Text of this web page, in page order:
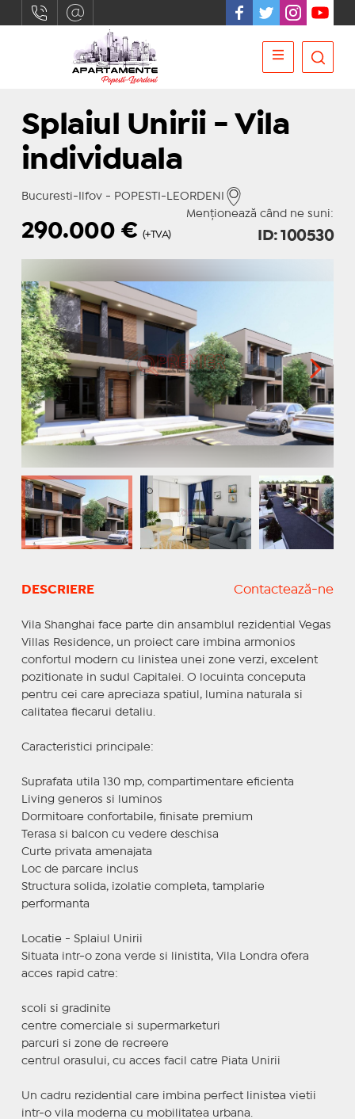
Splaiul Unirii - Vila
individuala
Bucuresti-Ilfov - POPESTI-LEORDENI
Menționează când ne suni:
290.000 € (+TVA) ID: 100530
DESCRIERE Contactează-ne
Vila Shanghai face parte din ansamblul rezidential Vegas
Villas Residence, un proiect care imbina armonios
confortul modern cu linistea unei zone verzi, excelent
pozitionate in sudul Capitalei. O locuinta conceputa
pentru cei care apreciaza spatiul, lumina naturala si
calitatea fiecarui detaliu.
Caracteristici principale:
Suprafata utila 130 mp, compartimentare eficienta
Living generos si luminos
Dormitoare confortabile, finisate premium
Terasa si balcon cu vedere deschisa
Curte privata amenajata
Loc de parcare inclus
Structura solida, izolatie completa, tamplarie
performanta
Locatie - Splaiul Unirii
Situata intr-o zona verde si linistita, Vila Londra ofera
acces rapid catre:
scoli si gradinite
centre comerciale si supermarketuri
parcuri si zone de recreere
centrul orasului, cu acces facil catre Piata Unirii
Un cadru rezidential care imbina perfect linistea vietii
intr-o vila moderna cu mobilitatea urbana.